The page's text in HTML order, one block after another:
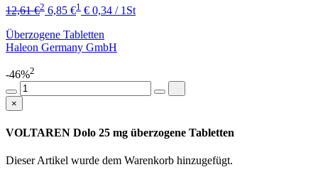
12,61 €2 6,85 €1 € 0,34 / 1St
Überzogene Tabletten
Haleon Germany GmbH
-46%2
×
VOLTAREN Dolo 25 mg überzogene Tabletten
Dieser Artikel wurde dem Warenkorb hinzugefügt.